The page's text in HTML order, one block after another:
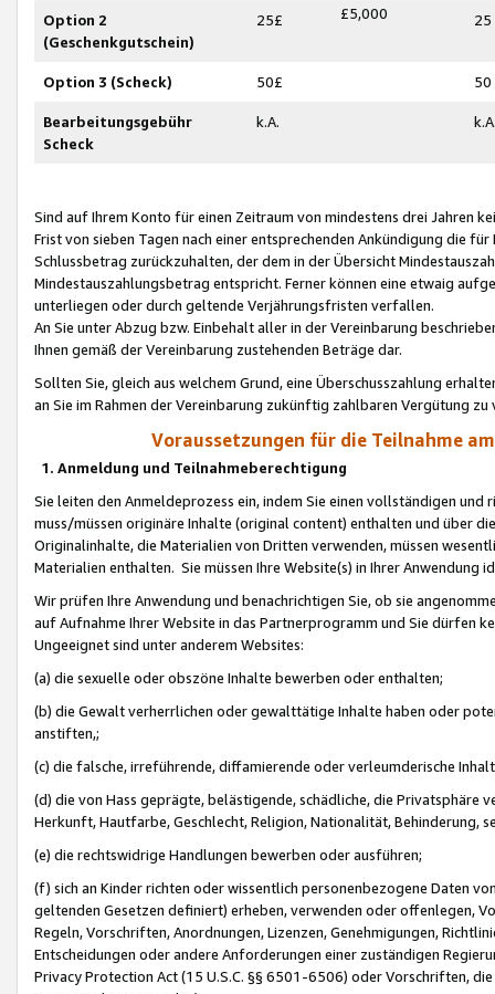
Option 2
(Geschenkgutschein)
25£ £5,000 25
Option 3 (Scheck) 50£ 50
Bearbeitungsgebühr
Scheck
k.A.
Sind auf Ihrem Konto für einen Zeitraum von mindestens drei Jahren
Frist von sieben Tagen nach einer entsprechenden Ankündigung die
Schlussbetrag zurückzuhalten, der dem in der Übersicht
Mindestauszahlungsbetrag entspricht. Ferner können eine etwaig
unterliegen oder durch geltende Verjährungsfristen verfallen.
An Sie unter Abzug bzw. Einbehalt aller in der Vereinbarung
Ihnen gemäß der Vereinbarung zustehenden Beträge dar.
Sollten Sie, gleich aus welchem Grund, eine Überschusszahlung
an Sie im Rahmen der Vereinbarung zukünftig zahlbaren Vergütung zu
Voraussetzungen für die Teilnahme
1. Anmeldung und Teilnahmeberechtigung
Sie leiten den Anmeldeprozess ein, indem Sie einen vollständigen
muss/müssen originäre Inhalte (original content) enthalten und über
Originalinhalte, die Materialien von Dritten verwenden, müssen
Materialien enthalten. Sie müssen Ihre Website(s) in Ihrer Anwendung
Wir prüfen Ihre Anwendung und benachrichtigen Sie, ob sie
auf Aufnahme Ihrer Website in das Partnerprogramm und Sie dürfen
Ungeeignet sind unter anderem Websites:
(a) die sexuelle oder obszöne Inhalte bewerben oder enthalten;
(b) die Gewalt verherrlichen oder gewalttätige Inhalte haben oder
anstiften,;
(c) die falsche, irreführende, diffamierende oder verleumderische
(d) die von Hass geprägte, belästigende, schädliche, die Privatsphäre
Herkunft, Hautfarbe, Geschlecht, Religion, Nationalität, Behinderung,
(e) die rechtswidrige Handlungen bewerben oder ausführen;
(f) sich an Kinder richten oder wissentlich personenbezogene Daten
geltenden Gesetzen definiert) erheben, verwenden oder offenlegen,
Regeln, Vorschriften, Anordnungen, Lizenzen, Genehmigungen,
Entscheidungen oder andere Anforderungen einer zuständigen
Privacy Protection Act (15 U.S.C. §§ 6501-6506) oder Vorschriften,